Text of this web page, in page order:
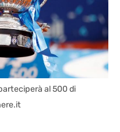
al 500 di